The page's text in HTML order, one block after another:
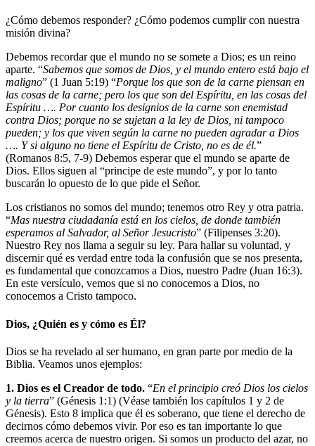
¿Cómo debemos responder? ¿Cómo podemos cumplir con nuestra
misión divina?
Debemos recordar que el mundo no se somete a Dios; es un reino
aparte. “Sabemos que somos de Dios, y el mundo entero está bajo el
maligno” (1 Juan 5:19) “Porque los que son de la carne piensan en
las cosas de la carne; pero los que son del Espíritu, en las cosas del
Espíritu …. Por cuanto los designios de la carne son enemistad
contra Dios; porque no se sujetan a la ley de Dios, ni tampoco
pueden; y los que viven según la carne no pueden agradar a Dios
…. Y si alguno no tiene el Espíritu de Cristo, no es de él.”
(Romanos 8:5, 7-9) Debemos esperar que el mundo se aparte de
Dios. Ellos siguen al “principe de este mundo”, y por lo tanto
buscarán lo opuesto de lo que pide el Señor.
Los cristianos no somos del mundo; tenemos otro Rey y otra patria.
“Mas nuestra ciudadanía está en los cielos, de donde también
esperamos al Salvador, al Señor Jesucristo” (Filipenses 3:20).
Nuestro Rey nos llama a seguir su ley. Para hallar su voluntad, y
discernir qué es verdad entre toda la confusión que se nos presenta,
es fundamental que conozcamos a Dios, nuestro Padre (Juan 16:3).
En este versículo, vemos que si no conocemos a Dios, no
conocemos a Cristo tampoco.
Dios, ¿Quién es y cómo es Él?
Dios se ha revelado al ser humano, en gran parte por medio de la
Biblia. Veamos unos ejemplos:
1. Dios es el Creador de todo. “En el principio creó Dios los cielos
y la tierra” (Génesis 1:1) (Véase también los capítulos 1 y 2 de
Génesis). Esto 8 implica que él es soberano, que tiene el derecho de
decirnos cómo debemos vivir. Por eso es tan importante lo que
creemos acerca de nuestro origen. Si somos un producto del azar, no